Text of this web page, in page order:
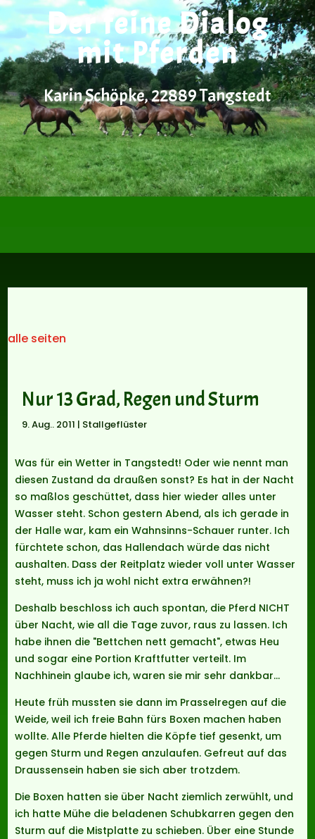
Der feine Dialog
mit Pferden
Karin Schöpke, 22889 Tangstedt
alle seiten
Nur 13 Grad, Regen und Sturm
9. Aug.. 2011 | Stallgeflüster
Was für ein Wetter in Tangstedt! Oder wie nennt man
diesen Zustand da draußen sonst? Es hat in der Nacht
so maßlos geschüttet, dass hier wieder alles unter
Wasser steht. Schon gestern Abend, als ich gerade in
der Halle war, kam ein Wahnsinns-Schauer runter. Ich
fürchtete schon, das Hallendach würde das nicht
aushalten. Dass der Reitplatz wieder voll unter Wasser
steht, muss ich ja wohl nicht extra erwähnen?!
Deshalb beschloss ich auch spontan, die Pferd NICHT
über Nacht, wie all die Tage zuvor, raus zu lassen. Ich
habe ihnen die "Bettchen nett gemacht", etwas Heu
und sogar eine Portion Kraftfutter verteilt. Im
Nachhinein glaube ich, waren sie mir sehr dankbar…
Heute früh mussten sie dann im Prasselregen auf die
Weide, weil ich freie Bahn fürs Boxen machen haben
wollte. Alle Pferde hielten die Köpfe tief gesenkt, um
gegen Sturm und Regen anzulaufen. Gefreut auf das
Draussensein haben sie sich aber trotzdem.
Die Boxen hatten sie über Nacht ziemlich zerwühlt, und
ich hatte Mühe die beladenen Schubkarren gegen den
Sturm auf die Mistplatte zu schieben. Über eine Stunde